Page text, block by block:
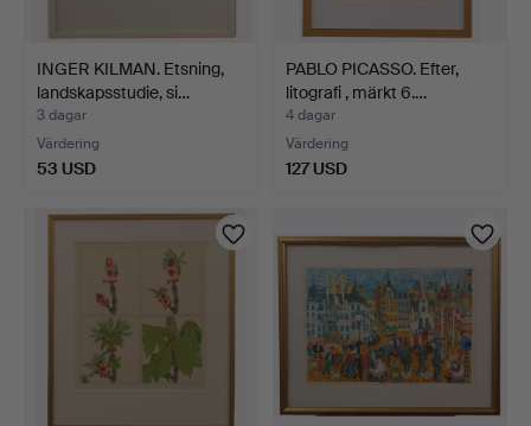
INGER KILMAN. Etsning,
landskapsstudie, si…
3 dagar
Värdering
53 USD
PABLO PICASSO. Efter,
litografi , märkt 6.…
4 dagar
Värdering
127 USD